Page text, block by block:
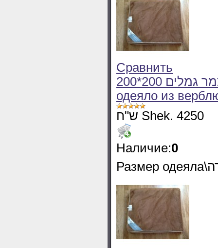
Сравнить
200*200 שמיכה יחיד חורף מצמר גמלים Зимнее
одеяло из
ש"ח Shek. 4250
Наличие:0